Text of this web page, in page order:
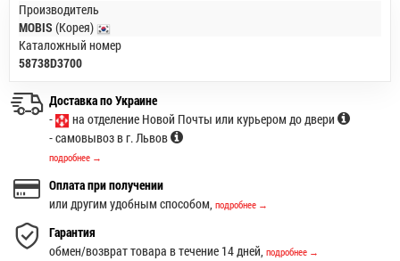
Производитель
MOBIS (Корея)
Каталожный номер
58738D3700
Доставка по Украине
-
на отделение Новой Почты или курьером до двери
- самовывоз в г. Львов
подробнее →
Оплата при получении
или другим удобным способом, подробнее →
Гарантия
обмен/возврат товара в течение 14 дней, подробнее →